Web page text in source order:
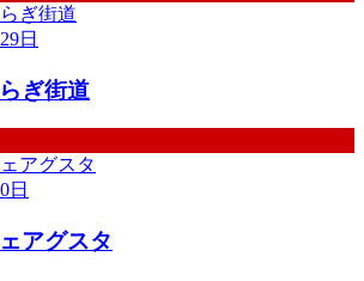
日
ぎ街道
日
アグスタ